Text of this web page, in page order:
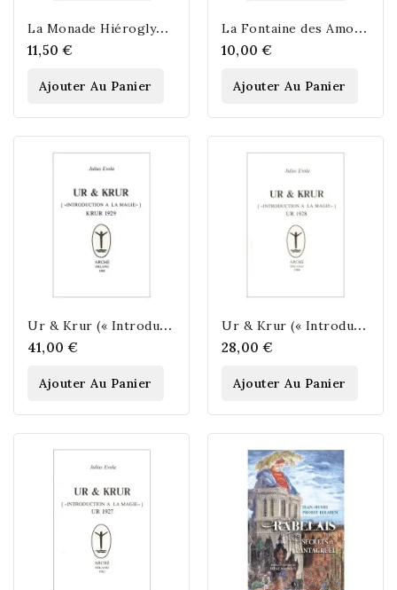
L
a Monade Hiéroglyphique. Mathématiquement, magiquement, kabbalistiquement et...
11,50 €
Ajouter Au Panier
L
a Fontaine des Amoureux de la Science
10,00 €
Ajouter Au Panier
U
r & Krur (« Introduction à la magie ») - III : Krur 1929
41,00 €
Ajouter Au Panier
U
r & Krur (« Introduction à la magie ») - II : Ur 1928
28,00 €
Ajouter Au Panier